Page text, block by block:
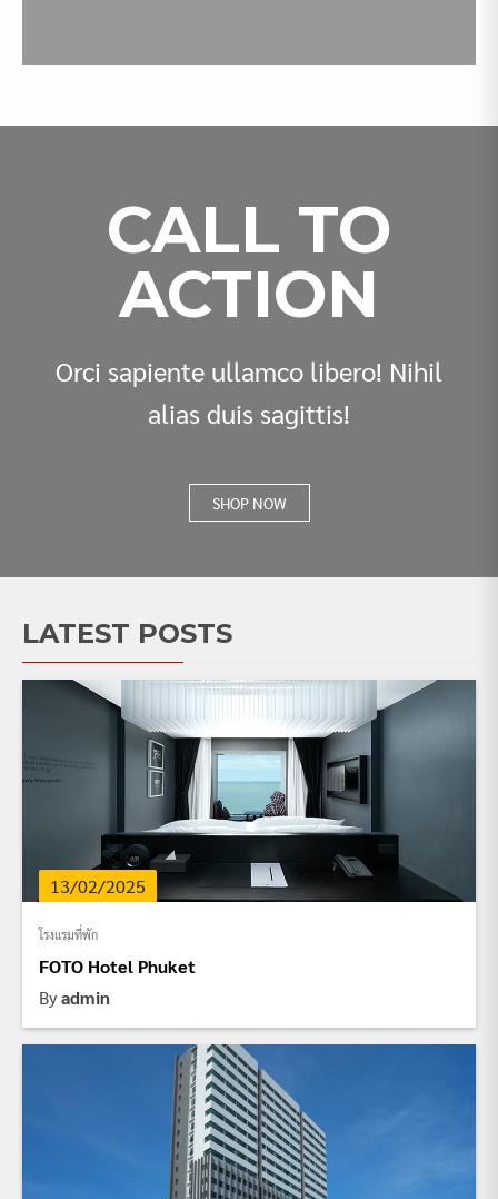
CALL TO
ACTION
Orci sapiente ullamco libero! Nihil
alias duis sagittis!
SHOP NOW
LATEST POSTS
13/02/2025
โรงแรมที่พัก
FOTO Hotel Phuket
Byadmin